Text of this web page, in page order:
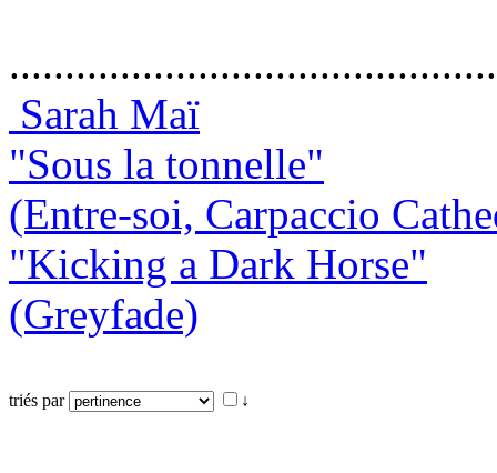
Sarah Maï
"Sous la tonnelle"
(Entre-soi, Carpaccio
"Kicking a Dark Horse"
(Greyfade)
triés par ↓